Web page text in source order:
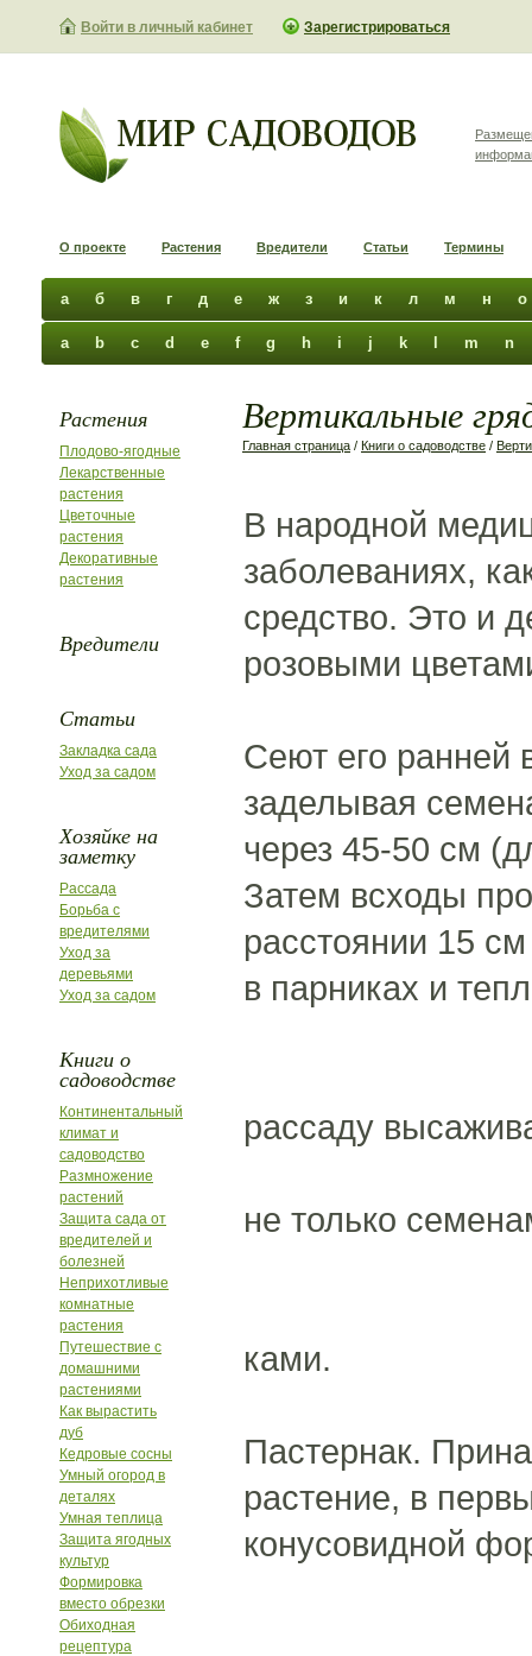
Войти в личный кабинет Зарегистрироваться
О проекте Растения Вредители Статьи Термины
а б в г д е ж з и к л м н о
a b c d e f g h i j k m n
Растения
Плодово-ягодные
Лекарственные
растения
Цветочные
растения
Декоративные
растения
Вредители
Статьи
Закладка сада
Уход за садом
Хозяйке на
заметку
Рассада
Борьба с
вредителями
Уход за
деревьями
Уход за садом
Книги о
садоводстве
Континентальный
климат и
садоводство
Размножение
растений
Защита сада от
вредителей и
болезней
Неприхотливые
комнатные
растения
Путешествие с
домашними
растениями
Как вырастить
дуб
Кедровые сосны
Умный огород в
деталях
Умная теплица
Защита ягодных
культур
Формировка
вместо обрезки
Обиходная
рецептура
Вертикальные
Главная страница / Книги о садоводстве /
В народной
заболеваниях,
средство. Это и
розовыми
Сеют его ранней
заделывая
через 45-50 см
Затем всходы
расстоянии 15
в парниках и
рассаду
не только
ками.
Пастернак.
растение, в
конусовидной